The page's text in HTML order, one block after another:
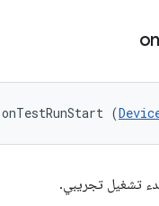
on
(
تشغيل تجريبي.